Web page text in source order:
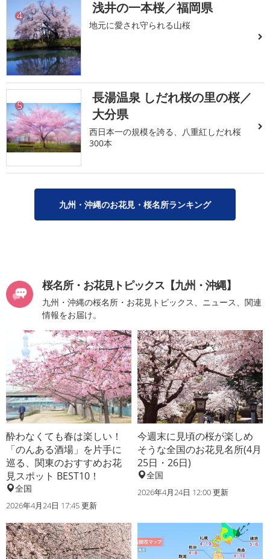
4 浅井の一本桜／福岡県
地元に愛され守られる山桜
5
長湯温泉 しだれ桜の里の桜／
大分県
西日本一の規模を誇る、八重紅しだれ桜
300本
九州・沖縄のお花見・桜名所ランキング
桜名所・お花見トピックス【九州・沖縄】
九州・沖縄の桜名所・お花見トピックス、ニュース、関連
情報をお届け。
酔わなくても春は楽しい！
「のんある酒場」を片手に
巡る、関東のおすすめお花
見スポット BEST10！
全国
2026年4月24日 17:45 更新
今週末に見頃の桜が楽しめ
そうな全国のお花見名所(4月
25日・26日)
全国
2026年4月24日 12:00 更新